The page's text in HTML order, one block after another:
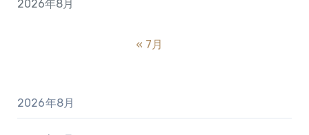
2026年8月
« 7月
2026年8月